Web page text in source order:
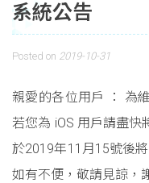
系統公告
Posted on 2019-10-31
親愛的各位用戶 ： 為
若您為 iOS 用戶請盡快
於2019年11月15號後
如有不便，敬請見諒，